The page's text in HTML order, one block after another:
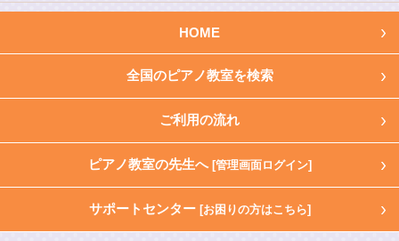
HOME
全国のピアノ教室を検索
ご利用の流れ
ピアノ教室の先生へ [管理画面ログイン]
サポートセンター [お困りの方はこちら]